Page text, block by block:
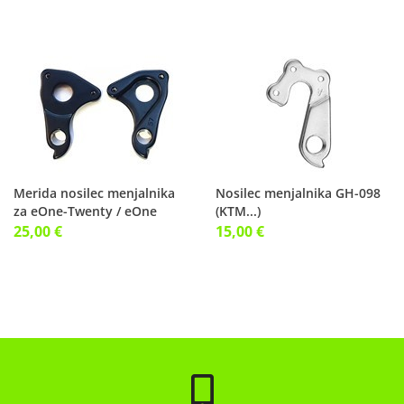
Merida nosilec menjalnika
za eOne-Twenty / eOne
Sixty 57
25,00 €
Nosilec menjalnika GH-098
(KTM...)
15,00 €